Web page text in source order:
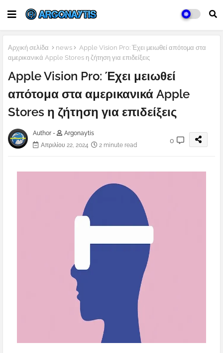
Αρχική σελίδα news
Apple Vision Pro: Έχει μειωθεί απότομα στα
αμερικανικά Apple Stores η ζήτηση για επιδείξεις
Apple Vision Pro: Έχει μειωθεί
απότομα στα αμερικανικά Apple
Stores η ζήτηση για επιδείξεις
Author -
Argonaytis
Απριλίου 22, 2024
2 minute read
0